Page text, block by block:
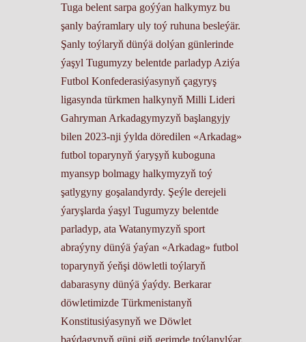
Tuga belent sarpa goýýan halkymyz bu
şanly baýramlary uly toý ruhuna besleýär.
Şanly toýlaryň dünýä dolýan günlerinde
ýaşyl Tugumyzy belentde parladyp Aziýa
Futbol Konfederasiýasynyň çagyryş
ligasynda türkmen halkynyň Milli Lideri
Gahryman Arkadagymyzyň başlangyjy
bilen 2023-nji ýylda döredilen «Arkadag»
futbol toparynyň ýaryşyň kuboguna
myansyp bolmagy halkymyzyň toý
şatlygyny goşalandyrdy. Şeýle derejeli
ýaryşlarda ýaşyl Tugumyzy belentde
parladyp, ata Watanymyzyň sport
abraýyny dünýä ýaýan «Arkadag» futbol
toparynyň ýeňşi döwletli toýlaryň
dabarasyny dünýä ýaýdy. Berkarar
döwletimizde Türkmenistanyň
Konstitusiýasynyň we Döwlet
baýdagynyň güni giň gerimde toýlanylýar.